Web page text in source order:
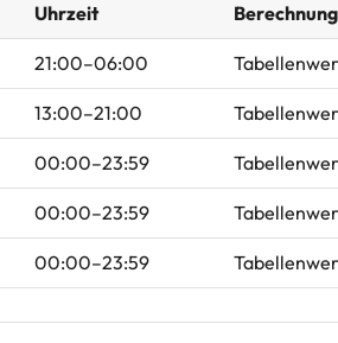
Uhrzeit
21:00–06:00
13:00–21:00
00:00–23:59
00:00–23:59
00:00–23:59